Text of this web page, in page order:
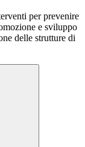
per prevenire
e sviluppo
delle strutture di